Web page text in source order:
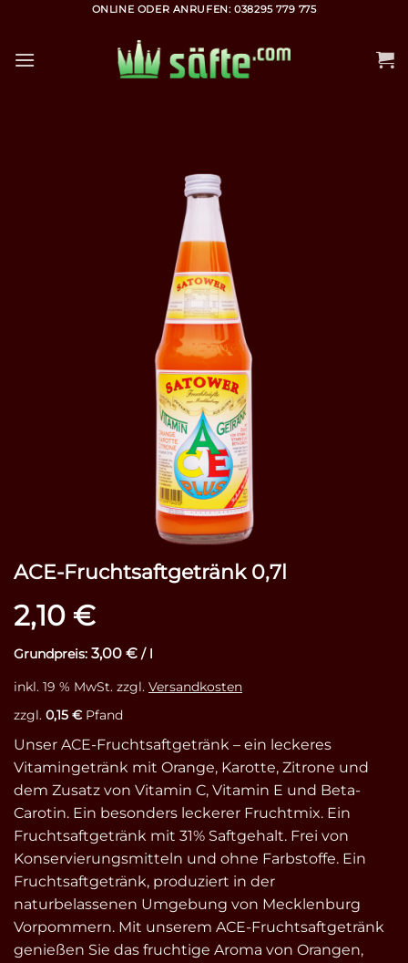
springen
ONLINE ODER ANRUFEN: 038295 779 775
ACE-Fruchtsaftgetränk 0,7l
2,10 €
Grundpreis: 3,00 € / l
inkl. 19 % MwSt. zzgl. Versandkosten
zzgl. 0,15 €Pfand
Unser ACE-Fruchtsaftgetränk – ein leckeres
Vitamingetränk mit Orange, Karotte, Zitrone und
dem Zusatz von Vitamin C, Vitamin E und Beta-
Carotin. Ein besonders leckerer Fruchtmix. Ein
Fruchtsaftgetränk mit 31% Saftgehalt. Frei von
Konservierungsmitteln und ohne Farbstoffe. Ein
Fruchtsaftgetränk, produziert in der
naturbelassenen Umgebung von Mecklenburg
Vorpommern. Mit unserem ACE-Fruchtsaftgetränk
genießen Sie das fruchtige Aroma von Orangen,